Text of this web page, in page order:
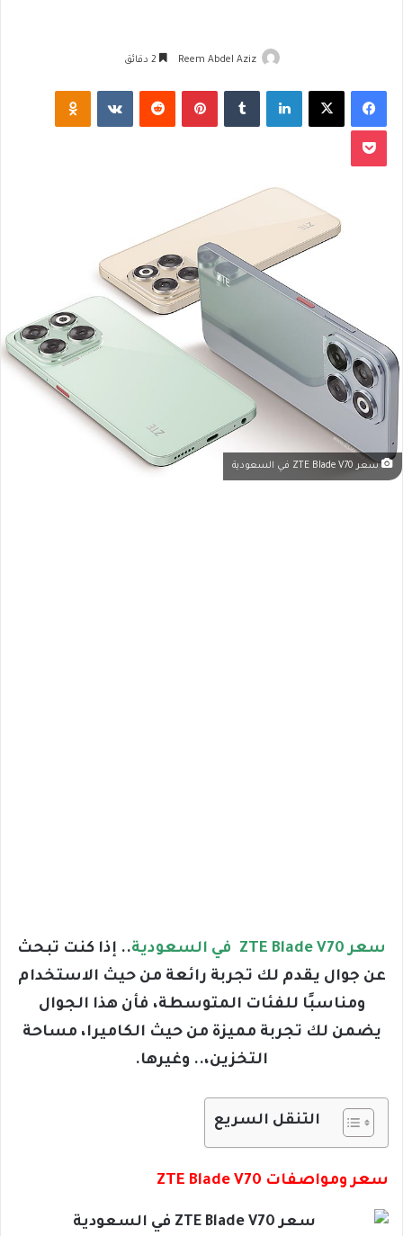
Reem Abdel Aziz
فيسبوك لينكدإن بينتيريست
سعر ZTE Blade V70 في السعودية
سعر ZTE Blade V70 في السعودية
.. إذا كنت تبحث
عن جوال يقدم لك تجربة رائعة من حيث الاستخدام
ومناسبًا للفئات المتوسطة، فأن هذا الجوال
يضمن لك تجربة مميزة من حيث الكاميرا، مساحة
التخزين،.. وغيرها.
التنقل السريع
سعر ومواصفات ZTE Blade V70